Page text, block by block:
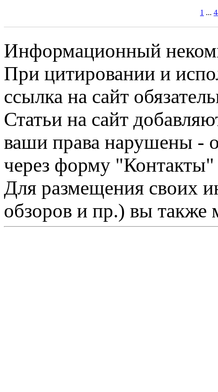
1 ...
Информационный
При цитировании и
ссылка на сайт
Статьи на сайт
ваши права нарушены -
через форму "Контакты"
Для размещения своих
обзоров и пр.) вы также